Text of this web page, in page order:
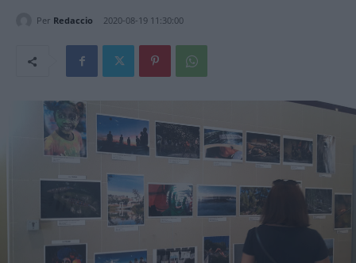
Per Redaccio 2020-08-19 11:30:00